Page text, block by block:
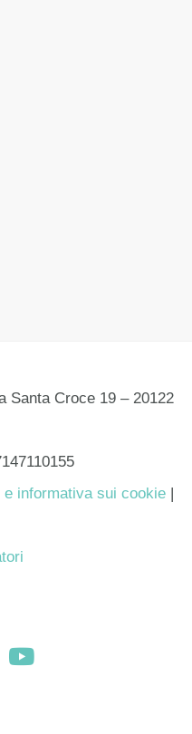
Santa Croce 19 – 20122
informativa sui cookie |